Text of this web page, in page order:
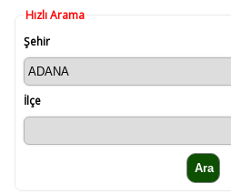
Hızlı Arama
Şehir
İlçe